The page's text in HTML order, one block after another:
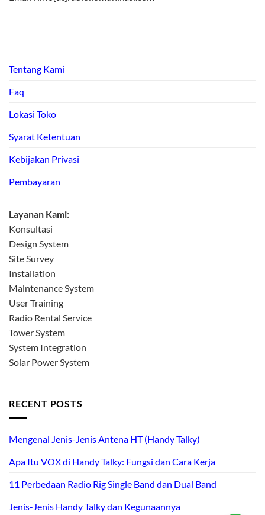
Tentang Kami
Faq
Lokasi Toko
Syarat Ketentuan
Kebijakan Privasi
Pembayaran
Layanan Kami:
Konsultasi
Design System
Site Survey
Installation
Maintenance System
User Training
Radio Rental Service
Tower System
System Integration
Solar Power System
RECENT POSTS
Mengenal Jenis-Jenis Antena HT (Handy Talky)
Apa Itu VOX di Handy Talky: Fungsi dan Cara Kerja
11 Perbedaan Radio Rig Single Band dan Dual Band
Jenis-Jenis Handy Talky dan Kegunaannya